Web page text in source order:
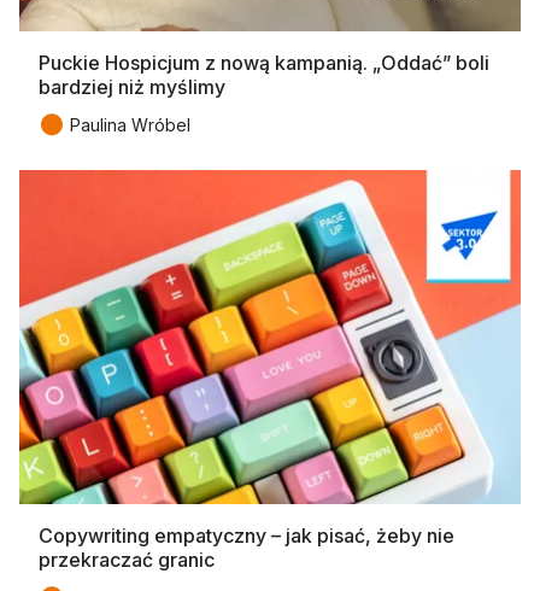
Puckie Hospicjum z nową kampanią. „Oddać” boli
bardziej niż myślimy
● Paulina Wróbel
Copywriting empatyczny – jak pisać, żeby nie
przekraczać granic